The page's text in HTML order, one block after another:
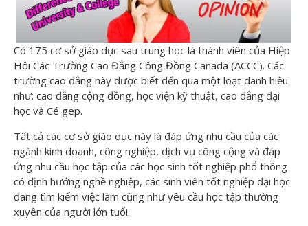
Có 175 cơ sở giáo dục sau trung học là thành viên của Hiệp
Hội Các Trường Cao Đẳng Cộng Đồng Canada (ACCC). Các
trường cao đẳng này được biết đến qua một loạt danh hiệu
như: cao đẳng cộng đồng, học viện kỹ thuật, cao đẳng đại
học và Cé gep.
Tất cả các cơ sở giáo dục này là đáp ứng nhu cầu của các
ngành kinh doanh, công nghiệp, dịch vụ công cộng và đáp
ứng nhu cầu học tập của các học sinh tốt nghiệp phổ thông
có định hướng nghề nghiệp, các sinh viên tốt nghiệp đại học
đang tìm kiếm việc làm cũng như yêu cầu học tập thường
xuyên của người lớn tuổi.